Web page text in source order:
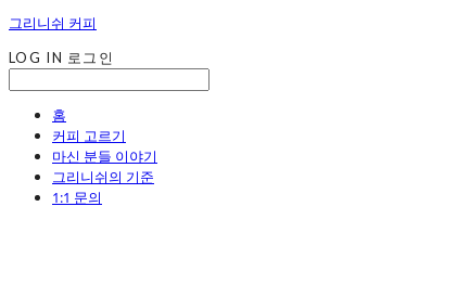
그리니쉬 커피
LOG IN 로그인
홈
커피 고르기
마신 분들 이야기
그리니쉬의 기준
1:1 문의